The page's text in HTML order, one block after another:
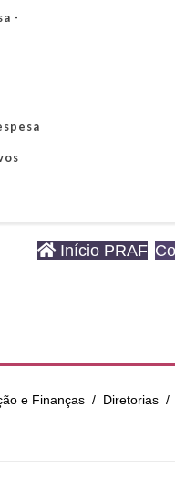
-
Início PRAF
e Finanças Diretorias